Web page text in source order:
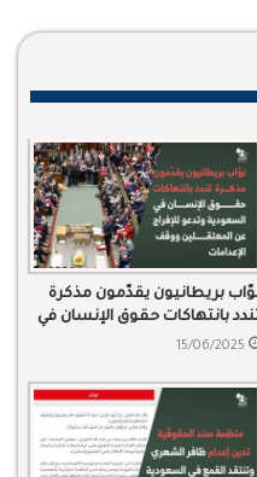
بريطانيون يقدّمون مذكرة
بانتهاكات حقوق الإنسان في
وتدعو للإفراج عن15/06/2025